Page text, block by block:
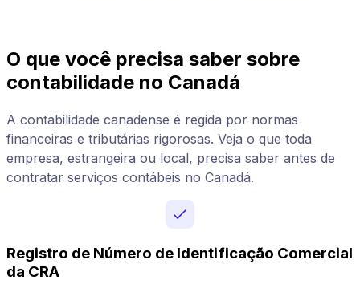
O que você precisa saber sobre
contabilidade no Canadá
A contabilidade canadense é regida por normas
financeiras e tributárias rigorosas. Veja o que toda
empresa, estrangeira ou local, precisa saber antes de
contratar serviços contábeis no Canadá.
Registro de Número de Identificação Comercial
da CRA